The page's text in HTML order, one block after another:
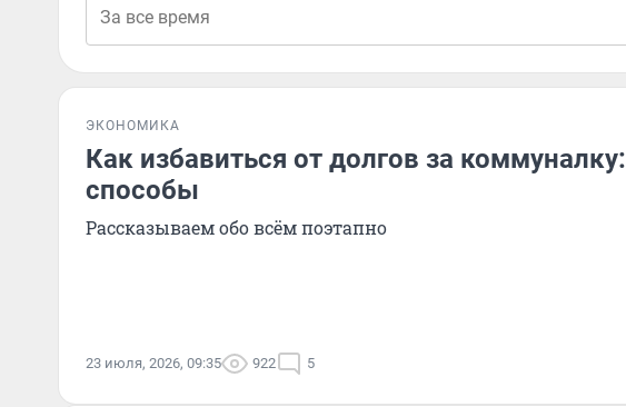
ЭКОНОМИКА
Как избавиться от долгов за коммуналку:
способы
Рассказываем обо всём поэтапно
23 июля, 2026, 09:35 922 5